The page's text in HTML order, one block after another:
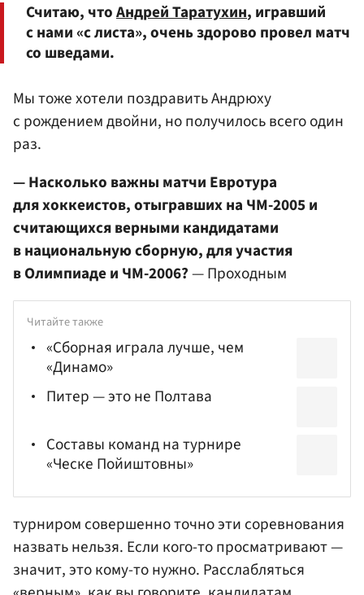
Считаю, чтоАндрей Таратухин, игравший
с нами «с листа», очень здорово провел матч
со шведами.
Мы тоже хотели поздравить Андрюху
с рождением двойни, но получилось всего один
раз.
— Насколько важны матчи Евротура
для хоккеистов, отыгравших на ЧМ-2005 и
считающихся верными кандидатами
в национальную сборную, для участия
в Олимпиаде и ЧМ-2006?— Проходным
Читайте также
«Сборная играла лучше, чем
«Динамо»
Питер — это не Полтава
Составы команд на турнире
«Ческе Пойиштовны»
турниром совершенно точно эти соревнования
назвать нельзя. Если кого-то просматривают —
значит, это кому-то нужно. Расслабляться